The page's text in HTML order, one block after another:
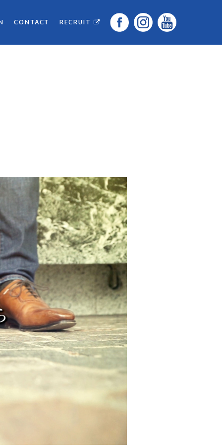
CONTACT RECRUIT